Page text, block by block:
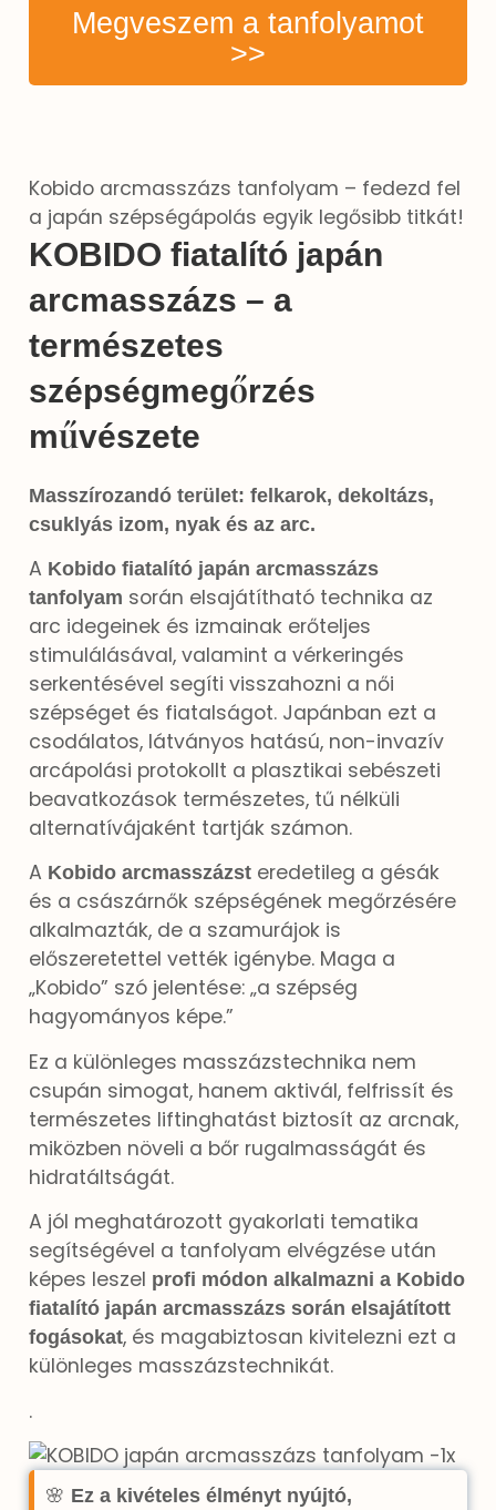
Megveszem a tanfolyamot
>>
Kobido arcmasszázs tanfolyam – fedezd fel
a japán szépségápolás egyik legősibb titkát!
KOBIDO fiatalító japán
arcmasszázs – a
természetes
szépségmegőrzés
művészete
Masszírozandó terület: felkarok, dekoltázs,
csuklyás izom, nyak és az arc.
A Kobido fiatalító japán arcmasszázs
tanfolyam során elsajátítható technika az
arc idegeinek és izmainak erőteljes
stimulálásával, valamint a vérkeringés
serkentésével segíti visszahozni a női
szépséget és fiatalságot. Japánban ezt a
csodálatos, látványos hatású, non-invazív
arcápolási protokollt a plasztikai sebészeti
beavatkozások természetes, tű nélküli
alternatívájaként tartják számon.
A Kobido arcmasszázst eredetileg a gésák
és a császárnők szépségének megőrzésére
alkalmazták, de a szamurájok is
előszeretettel vették igénybe. Maga a
„Kobido” szó jelentése: „a szépség
hagyományos képe.”
Ez a különleges masszázstechnika nem
csupán simogat, hanem aktivál, felfrissít és
természetes liftinghatást biztosít az arcnak,
miközben növeli a bőr rugalmasságát és
hidratáltságát.
A jól meghatározott gyakorlati tematika
segítségével a tanfolyam elvégzése után
képes leszel profi módon alkalmazni a Kobido
fiatalító japán arcmasszázs során elsajátított
fogásokat, és magabiztosan kivitelezni ezt a
különleges masszázstechnikát.
.
🌸 Ez a kivételes élményt nyújtó,